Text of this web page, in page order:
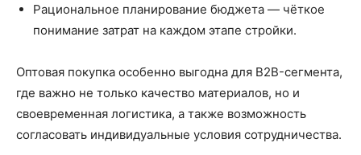
Рациональное планирование бюджета — чёткое
понимание затрат на каждом этапе стройки.
Оптовая покупка особенно выгодна для B2B-сегмента,
где важно не только качество материалов, но и
своевременная логистика, а также возможность
согласовать индивидуальные условия сотрудничества.